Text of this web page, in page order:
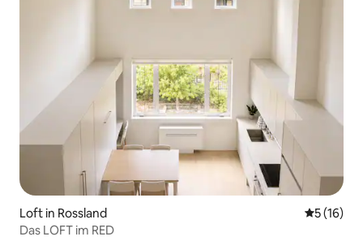
Loft in Rossland
5 (16)
Das LOFT im RED